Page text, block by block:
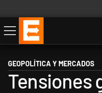
Economía
Política
Internacional
Actualidad
Descargá la App
GEOPOLÍTICA Y MERCADOS
Tensiones